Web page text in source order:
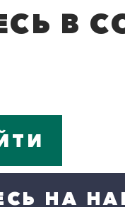
В
НА